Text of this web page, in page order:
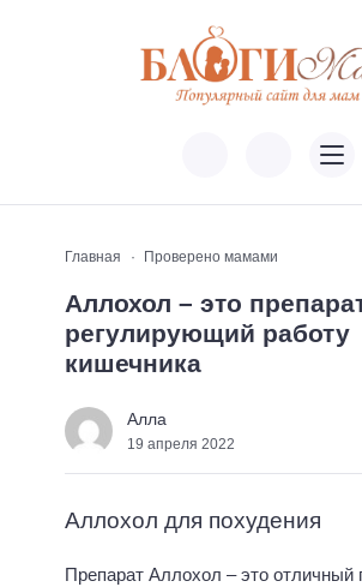
Главная Проверено мамами
Аллохол – это
регулирующий работу
кишечника
Алла
19 апреля 2022
Аллохол для похудения
Препарат Аллохол – это отличный